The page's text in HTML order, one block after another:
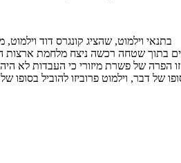
בתנאי וילמוט, שהציג קונגרס דוד
בתוך שטחה רכשה ניצח מלחמת ארצות